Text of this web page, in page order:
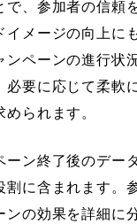
で、参加者の信頼
イメージの向上に
ンペーンの進行状
必要に応じて柔軟
られます。
ーン終了後のデー
割に含まれます。
ンの効果を詳細に